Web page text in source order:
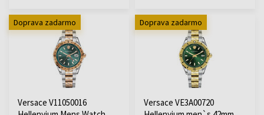
Doprava zadarmo
Versace V11050016
Doprava zadarmo
Versace VE3A00720